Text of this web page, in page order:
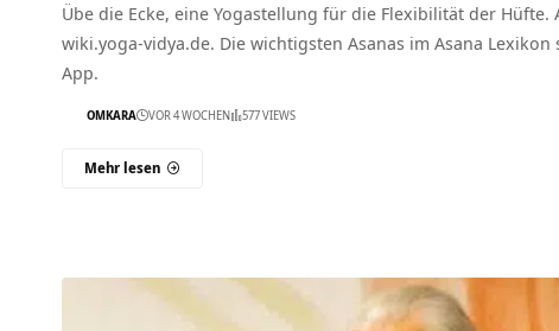
Übe die Ecke, eine Yogastellung für die Flexibilität der Hüfte.
wiki.yoga-vidya.de. Die wichtigsten Asanas im Asana Lexikon
App.
OMKARA VOR 4 WOCHEN 577 VIEWS
Mehr lesen